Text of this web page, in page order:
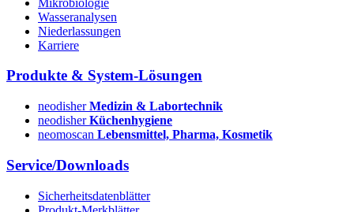
Wasseranalysen
Niederlassungen
Karriere
Produkte & System-Lösungen
neodisherMedizin & Labortechnik
neodisherKüchenhygiene
neomoscan Lebensmittel, Pharma, Kosmetik
Service/Downloads
Sicherheitsdatenblätter